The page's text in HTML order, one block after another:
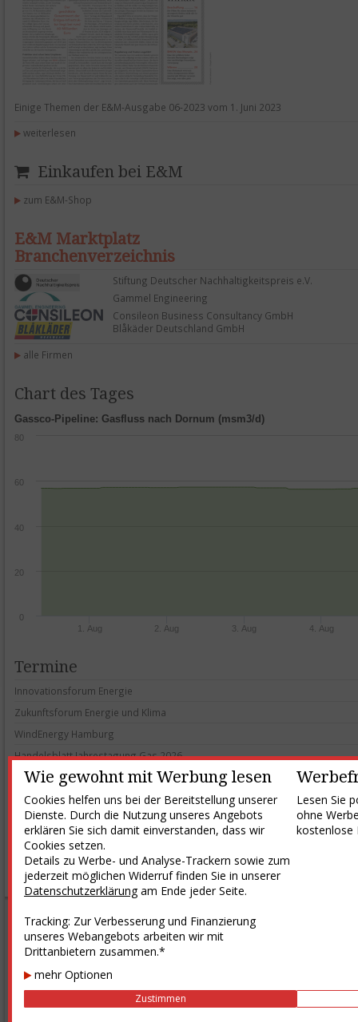
Wie gewohnt mit Werbung lesen
Cookies helfen uns bei der Bereitstellung unserer
Dienste. Durch die Nutzung unseres Angebots
erklären Sie sich damit einverstanden, dass wir
Cookies setzen.
Details zu Werbe- und Analyse-Trackern sowie zum
jederzeit möglichen Widerruf finden Sie in unserer
Datenschutzerklärungam Ende jeder Seite.
Tracking: Zur Verbesserung und Finanzierung
unseres Webangebots arbeiten wir mit
Drittanbietern zusammen.*
mehr Optionen
Zustimmen
Lesen Sie
ohne
kostenlose
Einige Themen der E&M-Ausgabe 06-2023 vom 1. Juni 2023
weiterlesen
Einkaufen bei E&M
zum E&M-Shop
E&M Marktplatz
Branchenverzeichnis
Stiftung Deutscher Nachhaltigkeitspreis e.V.
Gammel Engineering
Consileon Business Consultancy GmbH
Blåkäder Deutschland GmbH
alle Firmen
Chart des Tages
1. Aug 2. Aug 3. Aug 4. Aug
0
20
40
60
80
Gassco-Pipeline: Gasfluss nach Dornum (msm3/d)
Termine
In­no­va­ti­ons­forum En­er­gie
Zu­kunfts­forum En­er­gie und Kli­ma
Wind­E­n­er­gy Ham­burg
Han­dels­blatt Jah­res­ta­gung Gas 2026
Treff­punkt Net­ze 2026
alle Termine
Stellenmarkt
alle Stellen
E&M-Zeitung
E&M powernews
E&M daily
E&M Studien